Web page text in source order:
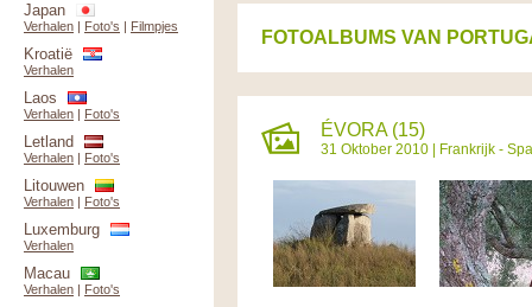
FOTOALBUMS VAN
ÉVORA (15)
31 Oktober 2010 | Frankrijk -
Japan
Verhalen | Foto's | Filmpjes
Kroatië
Verhalen
Laos
Verhalen | Foto's
Letland
Verhalen | Foto's
Litouwen
Verhalen | Foto's
Luxemburg
Verhalen
Macau
Verhalen | Foto's